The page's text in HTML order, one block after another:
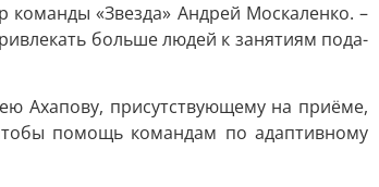
команды «Звезда» Андрей Москаленко. –
больше людей к занятиям пода-
Ахапову, присутствующему на приёме,
помощь командам по адаптивному